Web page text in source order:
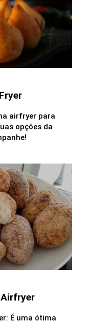
airfryer para
opções da
É uma ótima